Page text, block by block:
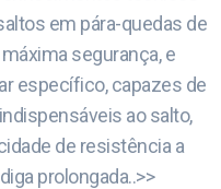
em pára-quedas de
segurança, e
específico, capazes de
ao salto,
de resistência a
prolongada..>>